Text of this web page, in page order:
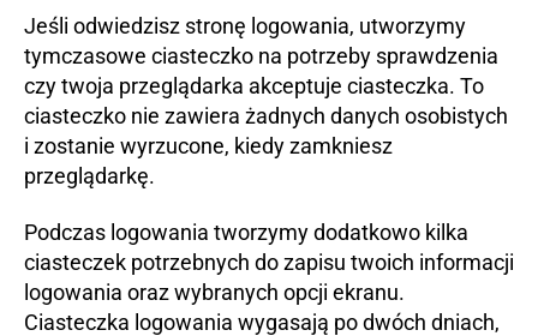
Jeśli odwiedzisz stronę logowania, utworzymy
tymczasowe ciasteczko na potrzeby sprawdzenia
czy twoja przeglądarka akceptuje ciasteczka. To
ciasteczko nie zawiera żadnych danych osobistych
i zostanie wyrzucone, kiedy zamkniesz
przeglądarkę.
Podczas logowania tworzymy dodatkowo kilka
ciasteczek potrzebnych do zapisu twoich informacji
logowania oraz wybranych opcji ekranu.
Ciasteczka logowania wygasają po dwóch dniach,